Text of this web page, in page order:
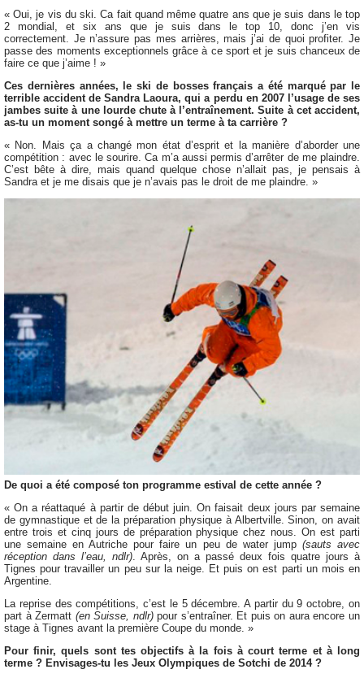
« Oui, je vis du ski. Ca fait quand même quatre ans que je suis dans le top
2 mondial, et six ans que je suis dans le top 10, donc j’en vis
correctement. Je n’assure pas mes arrières, mais j’ai de quoi profiter. Je
passe des moments exceptionnels grâce à ce sport et je suis chanceux de
faire ce que j’aime ! »
Ces dernières années, le ski de bosses français a été marqué par le
terrible accident de Sandra Laoura, qui a perdu en 2007 l’usage de ses
jambes suite à une lourde chute à l’entraînement. Suite à cet accident,
as-tu un moment songé à mettre un terme à ta carrière ?
« Non. Mais ça a changé mon état d’esprit et la manière d’aborder une
compétition : avec le sourire. Ca m’a aussi permis d’arrêter de me plaindre.
C’est bête à dire, mais quand quelque chose n’allait pas, je pensais à
Sandra et je me disais que je n’avais pas le droit de me plaindre. »
De quoi a été composé ton programme estival de cette année ?
« On a réattaqué à partir de début juin. On faisait deux jours par semaine
de gymnastique et de la préparation physique à Albertville. Sinon, on avait
entre trois et cinq jours de préparation physique chez nous. On est parti
une semaine en Autriche pour faire un peu de water jump (sauts avec
réception dans l’eau, ndlr). Après, on a passé deux fois quatre jours à
Tignes pour travailler un peu sur la neige. Et puis on est parti un mois en
Argentine.
La reprise des compétitions, c’est le 5 décembre. A partir du 9 octobre, on
part à Zermatt (en Suisse, ndlr)pour s’entraîner. Et puis on aura encore un
stage à Tignes avant la première Coupe du monde. »
Pour finir, quels sont tes objectifs à la fois à court terme et à long
terme ? Envisages-tu les Jeux Olympiques de Sotchi de 2014 ?